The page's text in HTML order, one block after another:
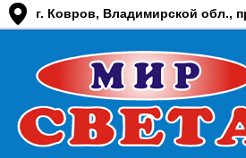
г. Ковров, Владимирской обл.,